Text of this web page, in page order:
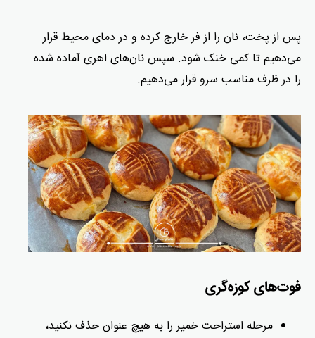
پس از پخت، نان را از فر خارج کرده و در دمای محیط قرار
می‌دهیم تا کمی خنک شود. سپس نان‌های اهری آماده شده
را در ظرف مناسب سرو قرار می‌دهیم.
فوت‌های کوزه‌گری
مرحله استراحت خمیر را به هیچ عنوان حذف نکنید،